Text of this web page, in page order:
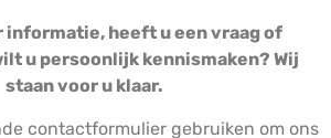
informatie, heeft u een vraag of
u persoonlijk kennismaken? Wij
staan voor u klaar.
contactformulier gebruiken om ons